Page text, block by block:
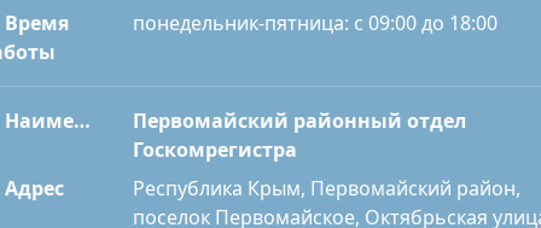
Время
понедельник-пятница: с 09:00 до 18:00
Наименование
Первомайский районный отдел
Госкомрегистра
Адрес
Республика Крым, Первомайский район,
поселок Первомайское, Октябрьская